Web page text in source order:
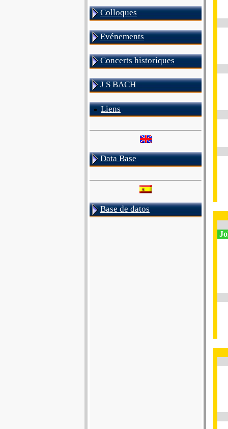
Colloques
Evénements
Concerts historiques
J S BACH
Liens
Data Base
Base de datos